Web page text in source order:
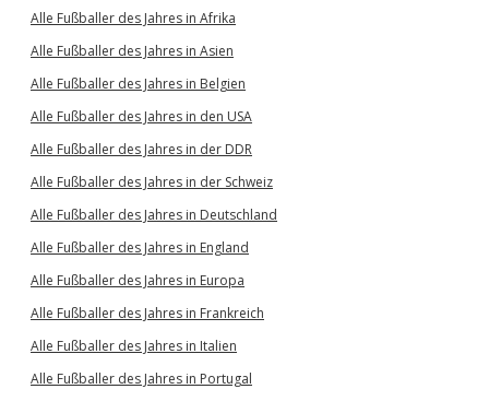
Alle Fußballer des Jahres in Afrika
Alle Fußballer des Jahres in Asien
Alle Fußballer des Jahres in Belgien
Alle Fußballer des Jahres in den USA
Alle Fußballer des Jahres in der DDR
Alle Fußballer des Jahres in der Schweiz
Alle Fußballer des Jahres in Deutschland
Alle Fußballer des Jahres in England
Alle Fußballer des Jahres in Europa
Alle Fußballer des Jahres in Frankreich
Alle Fußballer des Jahres in Italien
Alle Fußballer des Jahres in Portugal